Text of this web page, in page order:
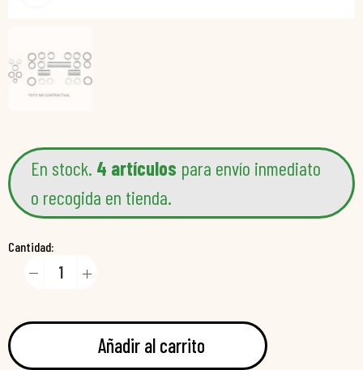
En stock. 4 artículos para envío inmediato
o recogida en tienda.
Cantidad:
Añadir al carrito